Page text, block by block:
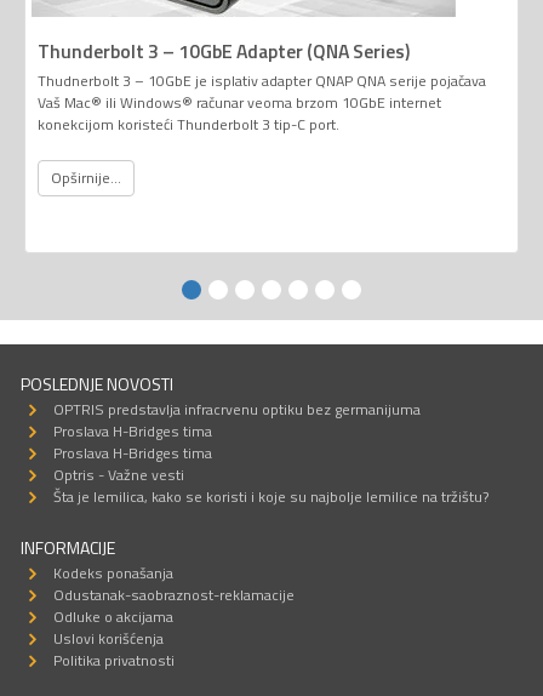
Thunderbolt 3 – 10GbE Adapter (QNA Series)
Thudnerbolt 3 – 10GbE je isplativ adapter QNAP QNA serije pojačava
Vaš Mac® ili Windows® računar veoma brzom 10GbE internet
konekcijom koristeći Thunderbolt 3 tip-C port.
Opširnije...
POSLEDNJE NOVOSTI
OPTRIS predstavlja infracrvenu optiku bez germanijuma
Proslava H-Bridges tima
Proslava H-Bridges tima
Optris - Važne vesti
Šta je lemilica, kako se koristi i koje su najbolje lemilice na tržištu?
INFORMACIJE
Kodeks ponašanja
Odustanak-saobraznost-reklamacije
Odluke o akcijama
Uslovi korišćenja
Politika privatnosti